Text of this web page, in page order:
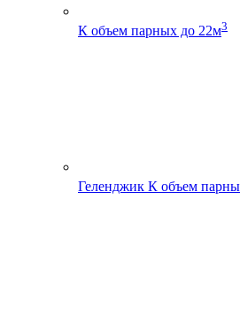
К объем парных до 22м3
Геленджик К объем